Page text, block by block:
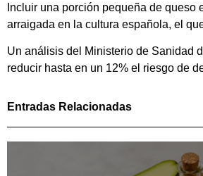
Incluir una porción pequeña de
arraigada en la cultura española, el
Un análisis del Ministerio de Sanidad
reducir hasta en un 12% el riesgo de
Entradas Relacionadas